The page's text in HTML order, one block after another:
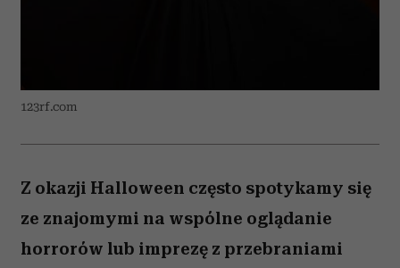
123rf.com
Z okazji Halloween często spotykamy się
ze znajomymi na wspólne oglądanie
horrorów lub imprezę z przebraniami